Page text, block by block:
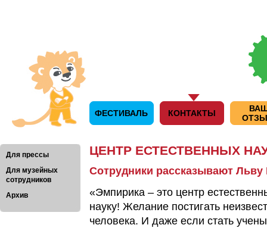
ФЕСТИВАЛЬ КОНТАКТЫ
Для прессы
Для музейных
сотрудников
Архив
ЦЕНТР ЕСТЕСТВЕННЫХ
Сотрудники рассказывают
«Эмпирика – это центр
науку! Желание постигать
человека. И даже если стать